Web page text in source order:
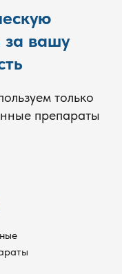
за вашу
только
препараты